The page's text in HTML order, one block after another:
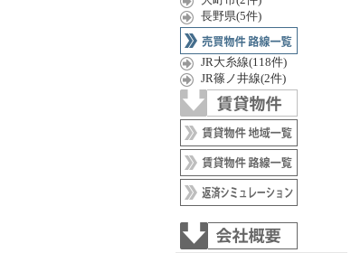
長野県(5件)
JR大糸線(118件)
JR篠ノ井線(2件)